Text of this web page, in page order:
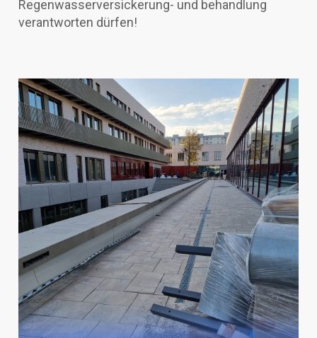
Regenwasserversickerung- und behandlung
verantworten dürfen!